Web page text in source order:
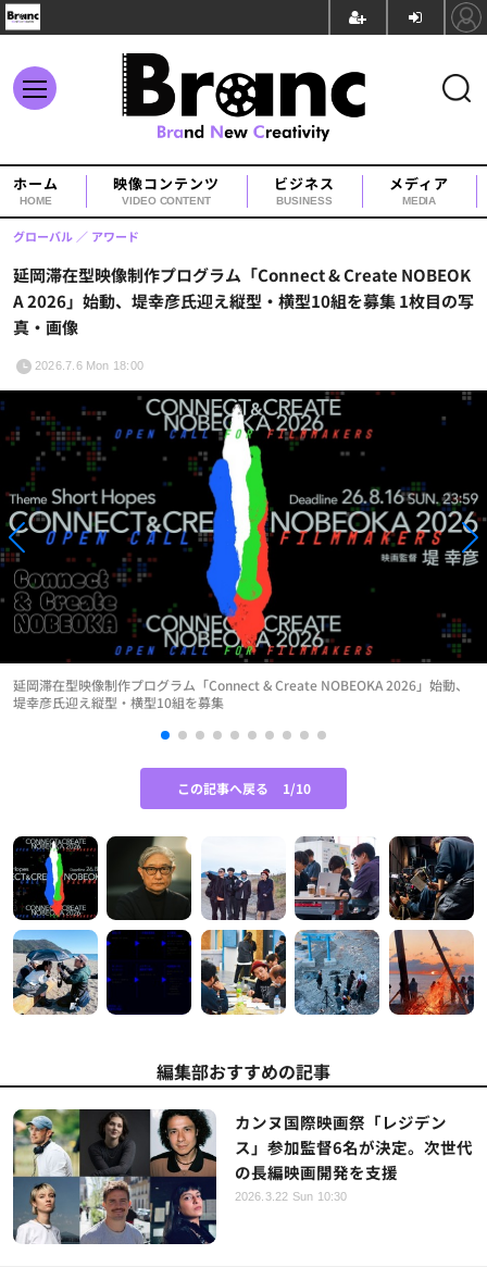
ホーム
HOME
映像コンテンツ
VIDEO CONTENT
ビジネス
BUSINESS
メディア
MEDIA
延岡滞在型映像制作プログラム「Connect & Create NOBEOK
A 2026」始動、堤幸彦氏迎え縦型・横型10組を募集 1枚目の写
真・画像
グローバル アワード
2026.7.6 Mon 18:00
延岡滞在型映像制作プログラム「Connect & Create NOBEOKA 2026」始動、
堤幸彦氏迎え縦型・横型10組を募集
この記事へ戻る 1/10
編集部おすすめの記事
カンヌ国際映画祭「レジデン
ス」参加監督6名が決定。次世代
の長編映画開発を支援
2026.3.22 Sun 10:30